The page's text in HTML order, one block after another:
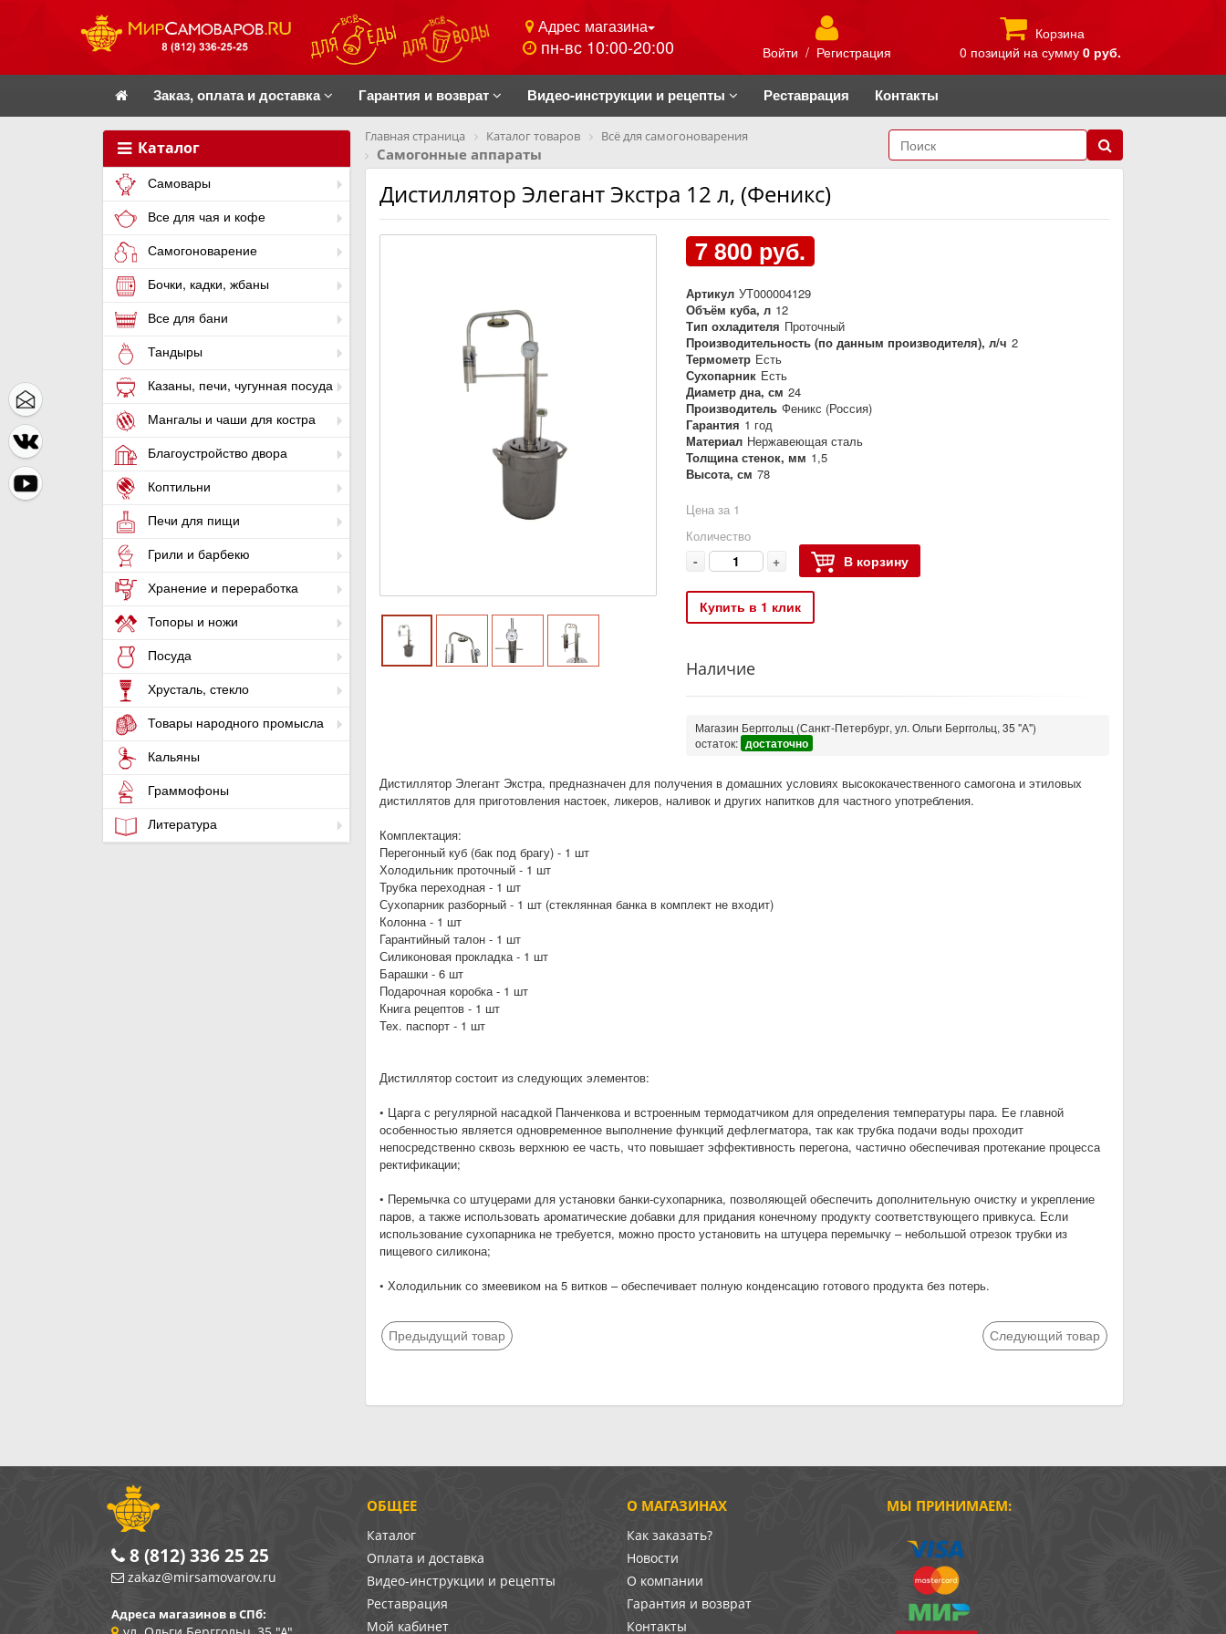
Адрес магазина
пн-вс 10:00-20:00 Войти / Регистрация
Корзина
0 позиций на сумму 0 руб.
Заказ, оплата и доставка Гарантия и возврат Видео-инструкции и рецепты Реставрация Контакты
Каталог
Самовары
Все для чая и кофе
Самогоноварение
Бочки, кадки, жбаны
Все для бани
Тандыры
Казаны, печи, чугунная посуда
Мангалы и чаши для костра
Благоустройство двора
Коптильни
Печи для пищи
Грили и барбекю
Хранение и переработка
Топоры и ножи
Посуда
Хрусталь, стекло
Товары народного промысла
Кальяны
Граммофоны
Литература
Главная страница Каталог товаров Всё для самогоноварения
Самогонные аппараты
Дистиллятор Элегант Экстра 12 л, (Феникс)
7 800 руб.
Артикул УТ000004129
Объём куба, л 12
Тип охладителя Проточный
Производительность (по данным производителя), л/ч 2
Термометр Есть
Сухопарник Есть
Диаметр дна, см 24
Производитель Феникс (Россия)
Гарантия 1 год
Материал Нержавеющая сталь
Толщина стенок, мм 1,5
Высота, см 78
Цена за 1
Количество
- + В корзину
Купить в 1 клик
Наличие
Магазин Берггольц (Санкт-Петербург, ул. Ольги Берггольц, 35 "А")
остаток: достаточно
Дистиллятор Элегант Экстра, предназначен для получения в домашних условиях высококачественного самогона и этиловых
дистиллятов для приготовления настоек, ликеров, наливок и других напитков для частного употребления.
Комплектация:
Перегонный куб (бак под брагу) - 1 шт
Холодильник проточный - 1 шт
Трубка переходная - 1 шт
Сухопарник разборный - 1 шт (стеклянная банка в комплект не входит)
Колонна - 1 шт
Гарантийный талон - 1 шт
Силиконовая прокладка - 1 шт
Барашки - 6 шт
Подарочная коробка - 1 шт
Книга рецептов - 1 шт
Тех. паспорт - 1 шт
Дистиллятор состоит из следующих элементов:
• Царга с регулярной насадкой Панченкова и встроенным термодатчиком для определения температуры пара. Ее главной
особенностью является одновременное выполнение функций дефлегматора, так как трубка подачи воды проходит
непосредственно сквозь верхнюю ее часть, что повышает эффективность перегона, частично обеспечивая протекание процесса
ректификации;
• Перемычка со штуцерами для установки банки-сухопарника, позволяющей обеспечить дополнительную очистку и укрепление
паров, а также использовать ароматические добавки для придания конечному продукту соответствующего привкуса. Если
использование сухопарника не требуется, можно просто установить на штуцера перемычку – небольшой отрезок трубки из
пищевого силикона;
• Холодильник со змеевиком на 5 витков – обеспечивает полную конденсацию готового продукта без потерь.
Предыдущий товар Следующий товар
О МАГАЗИНАХ
Как заказать?
Новости
О компании
Гарантия и возврат
Контакты
ОБЩЕЕ
Каталог
Оплата и доставка
Видео-инструкции и рецепты
Реставрация
Мой кабинет
МЫ ПРИНИМАЕМ:
8 (812) 336 25 25
zakaz@mirsamovarov.ru
Адреса магазинов в СПб: